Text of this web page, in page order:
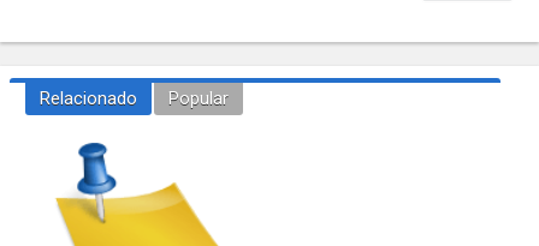
Relacionado Popular